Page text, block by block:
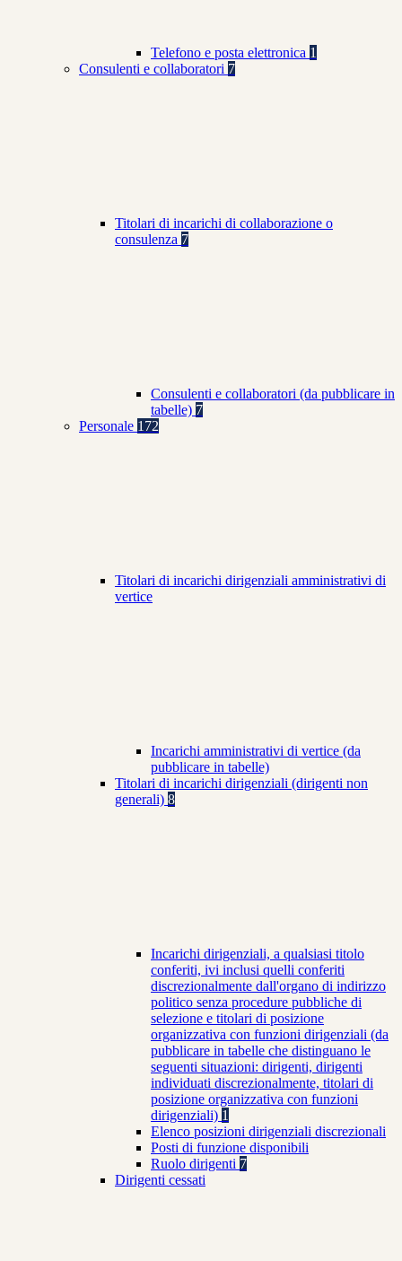
Telefono e posta elettronica 1
Consulenti e collaboratori 7
Titolari di incarichi di collaborazione o
consulenza 7
Consulenti e collaboratori (da pubblicare in
tabelle) 7
Personale 172
Titolari di incarichi dirigenziali amministrativi di
vertice
Incarichi amministrativi di vertice (da
pubblicare in tabelle)
Titolari di incarichi dirigenziali (dirigenti non
generali) 8
Incarichi dirigenziali, a qualsiasi titolo
conferiti, ivi inclusi quelli conferiti
discrezionalmente dall'organo di indirizzo
politico senza procedure pubbliche di
selezione e titolari di posizione
organizzativa con funzioni dirigenziali (da
pubblicare in tabelle che distinguano le
seguenti situazioni: dirigenti, dirigenti
individuati discrezionalmente, titolari di
posizione organizzativa con funzioni
dirigenziali) 1
Elenco posizioni dirigenziali discrezionali
Posti di funzione disponibili
Ruolo dirigenti 7
Dirigenti cessati